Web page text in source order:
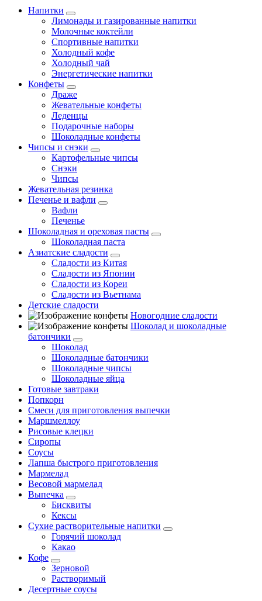
Напитки
Лимонады и газированные напитки
Молочные коктейли
Спортивные напитки
Холодный кофе
Холодный чай
Энергетические напитки
Конфеты
Драже
Жевательные конфеты
Леденцы
Подарочные наборы
Шоколадные конфеты
Чипсы и снэки
Картофельные чипсы
Снэки
Чипсы
Жевательная резинка
Печенье и вафли
Вафли
Печенье
Шоколадная и ореховая пасты
Шоколадная паста
Азиатские сладости
Сладости из Китая
Сладости из Японии
Сладости из Кореи
Сладости из Вьетнама
Детские сладости
Новогодние сладости
Шоколад и шоколадные
батончики
Шоколад
Шоколадные батончики
Шоколадные чипсы
Шоколадные яйца
Готовые завтраки
Попкорн
Смеси для приготовления выпечки
Маршмеллоу
Рисовые клецки
Сиропы
Соусы
Лапша быстрого приготовления
Мармелад
Весовой мармелад
Выпечка
Бисквиты
Кексы
Сухие растворительные напитки
Горячий шоколад
Какао
Кофе
Зерновой
Растворимый
Десертные соусы